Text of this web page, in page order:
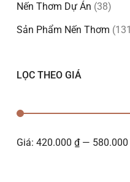
Nến Thơm Dự Án (38)
Sản Phẩm Nến Thơm
LỌC THEO GIÁ
Giá: 420.000 ₫—